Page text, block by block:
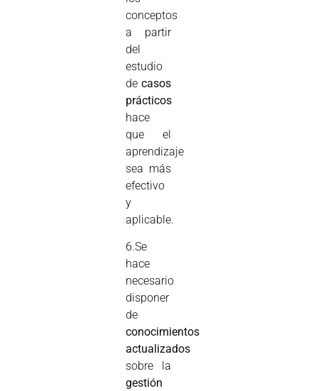
conceptos
a partir
del
estudio
de casos
prácticos
hace
que el
aprendizaje
sea más
efectivo
y
aplicable.
6.Se
hace
necesario
disponer
de
conocimientos
actualizados
sobre la
gestión